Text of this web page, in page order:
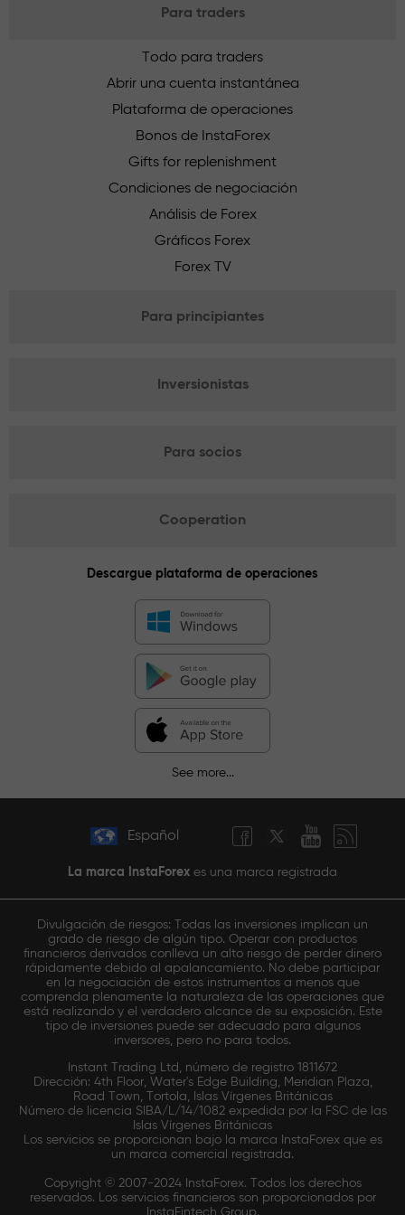
Para traders
Todo para traders
Abrir una cuenta instantánea
Plataforma de operaciones
Bonos de InstaForex
Gifts for replenishment
Condiciones de negociación
Análisis de Forex
Gráficos Forex
Forex TV
Para principiantes
Inversionistas
Para socios
Cooperation
Descargue plataforma de operaciones
See more...
Español
La marca InstaForex es una marca registrada
Divulgación de riesgos: Todas las inversiones implican un
grado de riesgo de algún tipo. Operar con productos
financieros derivados conlleva un alto riesgo de perder dinero
rápidamente debido al apalancamiento. No debe participar
en la negociación de estos instrumentos a menos que
comprenda plenamente la naturaleza de las operaciones que
está realizando y el verdadero alcance de su exposición. Este
tipo de inversiones puede ser adecuado para algunos
inversores, pero no para todos.
Instant Trading Ltd, número de registro 1811672
Dirección: 4th Floor, Water's Edge Building, Meridian Plaza,
Road Town, Tortola, Islas Vírgenes Británicas
Número de licencia SIBA/L/14/1082 expedida por la FSC de las
Islas Vírgenes Británicas
Los servicios se proporcionan bajo la marca InstaForex que es
un marca comercial registrada.
Copyright © 2007-2024 InstaForex. Todos los derechos
reservados. Los servicios financieros son proporcionados por
InstaFintech Group.